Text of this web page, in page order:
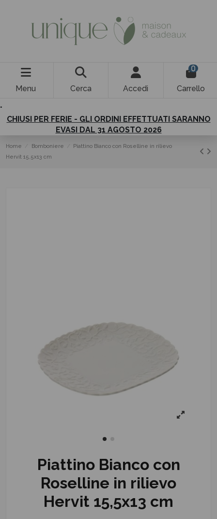
Menu Cerca Accedi
0
Carrello
.
CHIUSI PER FERIE - GLI ORDINI EFFETTUATI SARANNO
EVASI DAL 31 AGOSTO 2026
Home Bomboniere
Piattino Bianco con Roselline in rilievo
Hervit 15,5x13 cm
Piattino Bianco con
Roselline in rilievo
Hervit 15,5x13 cm